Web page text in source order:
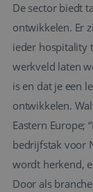
De sector biedt
ontwikkelen. Er
ieder hospitality
werkveld laten
is en dat je een
ontwikkelen.
Eastern Europe;
bedrijfstak voor
wordt herkend,
Door als